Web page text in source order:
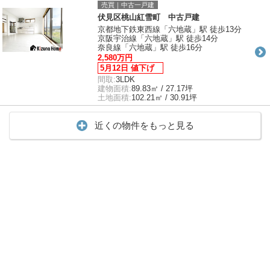
売買｜中古一戸建
伏見区桃山紅雪町 中古戸建
京都地下鉄東西線「六地蔵」駅 徒歩13分
京阪宇治線「六地蔵」駅 徒歩14分
奈良線「六地蔵」駅 徒歩16分
2,580万円
5月12日 値下げ
間取:3LDK
建物面積:89.83㎡ / 27.17坪
土地面積:102.21㎡ / 30.91坪
近くの物件をもっと見る